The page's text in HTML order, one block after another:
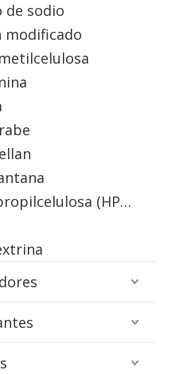
de sodio
modificado
Hidroxipropilcelulosa (HPC)